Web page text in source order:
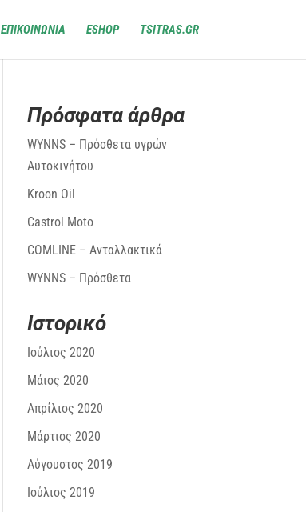
ΕΠΙΚΟΙΝΩΝΙΑ ESHOP TSITRAS.GR
Πρόσφατα άρθρα
WYNNS – Πρόσθετα υγρών
Αυτοκινήτου
Kroon Oil
Castrol Moto
COMLINE – Ανταλλακτικά
WYNNS – Πρόσθετα
Ιστορικό
Ιούλιος 2020
Μάιος 2020
Απρίλιος 2020
Μάρτιος 2020
Αύγουστος 2019
Ιούλιος 2019